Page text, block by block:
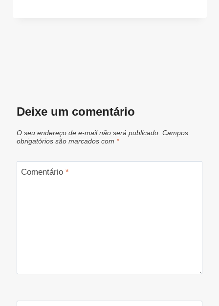
Deixe um comentário
O seu endereço de e-mail não será publicado. Campos
obrigatórios são marcados com *
Comentário *